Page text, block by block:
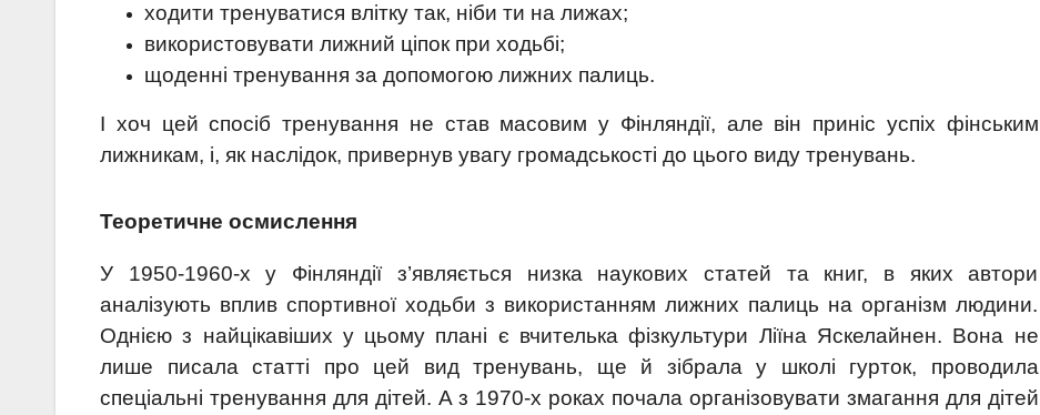
ходити тренуватися влітку так, ніби ти на лижах;
використовувати лижний ціпок при ходьбі;
щоденні тренування за допомогою лижних палиць.
І хоч цей спосіб тренування не став масовим у Фінляндії, але він приніс успіх фінським
лижникам, і, як наслідок, привернув увагу громадськості до цього виду тренувань.
Теоретичне осмислення
У 1950-1960-х у Фінляндії з’являється низка наукових статей та книг, в яких автори
аналізують вплив спортивної ходьби з використанням лижних палиць на організм людини.
Однією з найцікавіших у цьому плані є вчителька фізкультури Ліїна Яскелайнен. Вона не
лише писала статті про цей вид тренувань, ще й зібрала у школі гурток, проводила
спеціальні тренування для дітей. А з 1970-х роках почала організовувати змагання для дітей